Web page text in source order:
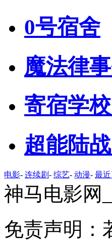
0号宿舍
魔法律
寄宿学
超能陆
电影- 连续剧- 综艺- 动漫- 最
神马电影网
免责声明：